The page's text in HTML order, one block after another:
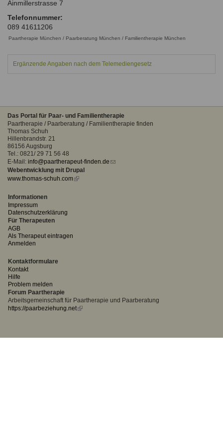
Qualitätssicherung
Qualität unserer Therapeuten
Familienthemen
Systemischer Ansatz
Ausbildungsinstitute
Fortbildungen
Information über Qualifikation
vergessen?
Anmelden
Links
Formular zur Registrierung
Ainmillerstrasse 7
Telefonnummer:
089 41611206
Paartherapie München / Paarberatung München / Familientherapie München
Ergänzende Angaben nach dem Telemediengesetz
Das Portal für Paar- und Familientherapie
Paartherapie / Paarberatung / Familientherapie finden
Thomas Schuh
Hillenbrandstr. 21
86156 Augsburg
Tel.: 0821/ 29 71 56 48
E-Mail: info@paartherapeut-finden.de (link
Webentwicklung mit Drupal
www.thomas-schuh.com(link
Informationen
Impressum
Datenschutzerklärung
Für Therapeuten
AGB
Als Therapeut eintragen
Anmelden
Kontaktformulare
Kontakt
Hilfe
Problem melden
Forum Paartherapie
Arbeitsgemeinschaft für Paartherapie und Paarberatung
https://paarbeziehung.net(link